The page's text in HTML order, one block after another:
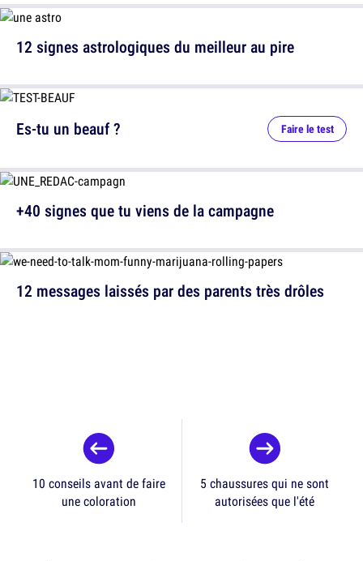
12 signes astrologiques du meilleur au pire
12 messages laissés par des parents très drôles
Es-tu un beauf ? Faire le test
+40 signes que tu viens de la campagne
10 conseils avant de faire
une coloration
5 chaussures qui ne sont
autorisées que l'été